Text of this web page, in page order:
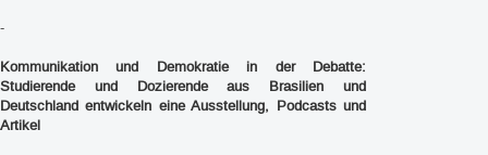
-
Kommunikation und Demokratie in der Debatte:
Studierende und Dozierende aus Brasilien und
Deutschland entwickeln eine Ausstellung, Podcasts und
Artikel